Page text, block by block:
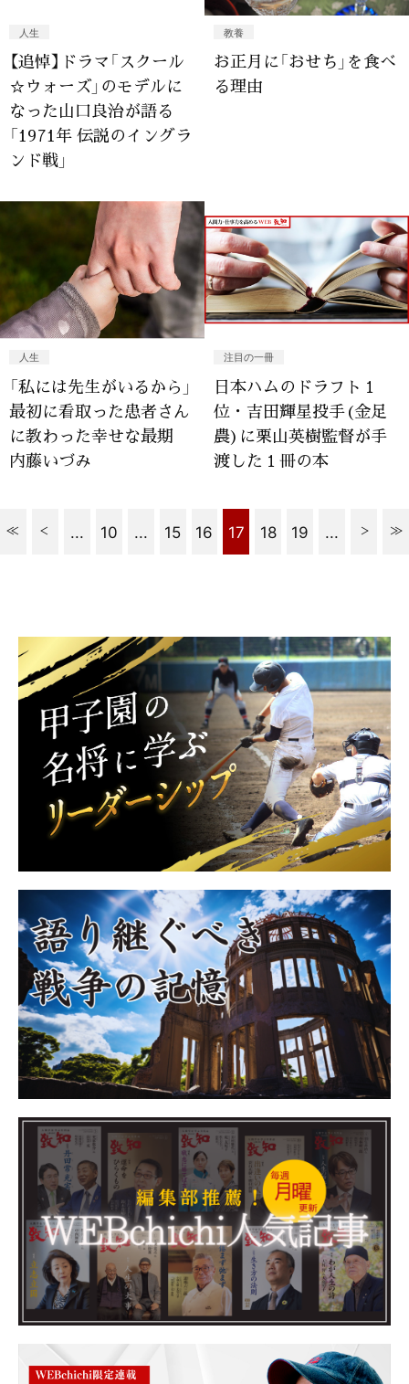
人生
【追悼】ドラマ「スクール
☆ウォーズ」のモデルに
なった山口良治が語る
「1971年 伝説のイングラ
ンド戦」
教養
お正月に「おせち」を食べ
る理由
人生
「私には先生がいるから」
最初に看取った患者さん
に教わった幸せな最期
内藤いづみ
注目の一冊
日本ハムのドラフト１
位・吉田輝星投手(金足
農)に栗山英樹監督が手
渡した１冊の本
... 10 ... 15 16 17 18 19 ...